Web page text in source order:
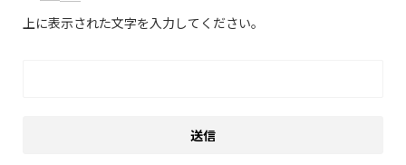
上に表示された文字を入力してください。